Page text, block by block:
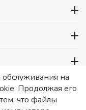
адрес – Москва,
1/3. Информация
на
Продолжая его
что файлы